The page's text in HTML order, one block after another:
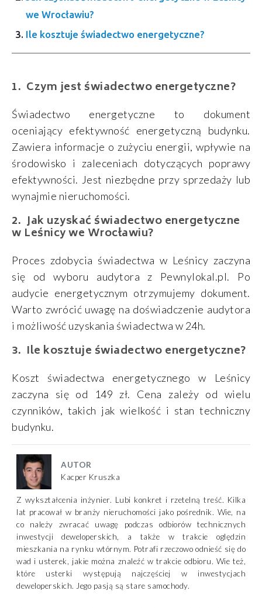
we Wrocławiu?
Ile kosztuje świadectwo energetyczne?
Czym jest świadectwo energetyczne?
Świadectwo energetyczne to dokument
oceniający efektywność energetyczną budynku.
Zawiera informacje o zużyciu energii, wpływie na
środowisko i zaleceniach dotyczących poprawy
efektywności. Jest niezbędne przy sprzedaży lub
wynajmie nieruchomości.
Jak uzyskać świadectwo energetyczne
w Leśnicy we Wrocławiu?
Proces zdobycia świadectwa w Leśnicy zaczyna
się od wyboru audytora z Pewnylokal.pl. Po
audycie energetycznym otrzymujemy dokument.
Warto zwrócić uwagę na doświadczenie audytora
i możliwość uzyskania świadectwa w 24h.
Ile kosztuje świadectwo energetyczne?
Koszt świadectwa energetycznego w Leśnicy
zaczyna się od 149 zł. Cena zależy od wielu
czynników, takich jak wielkość i stan techniczny
budynku.
AUTOR
Kacper Kruszka
Z wykształcenia inżynier. Lubi konkret i rzetelną treść. Kilka
lat pracował w branży nieruchomości jako pośrednik. Wie, na
co należy zwracać uwagę podczas odbiorów technicznych
inwestycji deweloperskich, a także w trakcie oględzin
mieszkania na rynku wtórnym. Potrafi rzeczowo odnieść się do
wad i usterek, jakie można znaleźć w trakcie odbioru. Wie też,
które usterki występują najczęściej w inwestycjach
deweloperskich. Jego pasją są stare samochody.